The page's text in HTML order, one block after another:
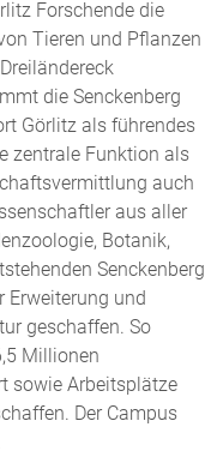
Forschende die
Tieren und Pflanzen
die Senckenberg
Görlitz als führendes
zentrale Funktion als
auch
aus aller
Botanik,
Senckenberg
Erweiterung und
geschaffen. So
Millionen
sowie Arbeitsplätze
Der Campus